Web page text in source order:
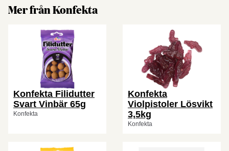
Mer från Konfekta
Konfekta Filidutter
Svart Vinbär 65g
Konfekta
Konfekta
Violpistoler Lösvikt
3,5kg
Konfekta